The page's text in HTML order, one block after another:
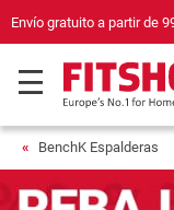
pesas. Compra con
BenchK Espalderas